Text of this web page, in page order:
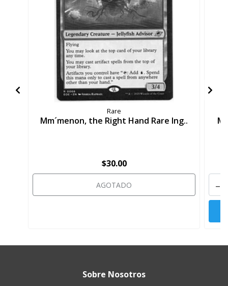
Rare
Mm´menon, the Right Hand Rare Ing..
$30.00
AGOTADO -
Sobre Nosotros